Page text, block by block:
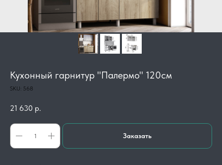
Кухонный гарнитур "Палермо" 120см
SKU: 568
21 630 р.
Заказать